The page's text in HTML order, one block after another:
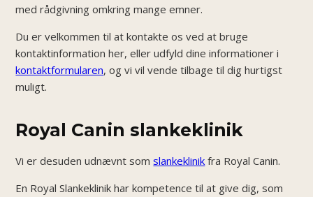
med rådgivning omkring mange emner.
Du er velkommen til at kontakte os ved at bruge
kontaktinformation her, eller udfyld dine informationer i
kontaktformularen, og vi vil vende tilbage til dig hurtigst
muligt.
Royal Canin slankeklinik
Vi er desuden udnævnt somslankeklinik fra Royal Canin.
En Royal Slankeklinik har kompetence til at give dig, som